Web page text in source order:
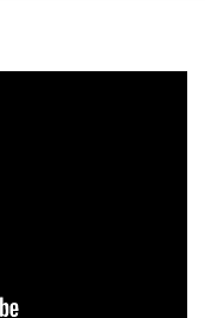
은 그 과정을 조직과 기술
들어냈다.